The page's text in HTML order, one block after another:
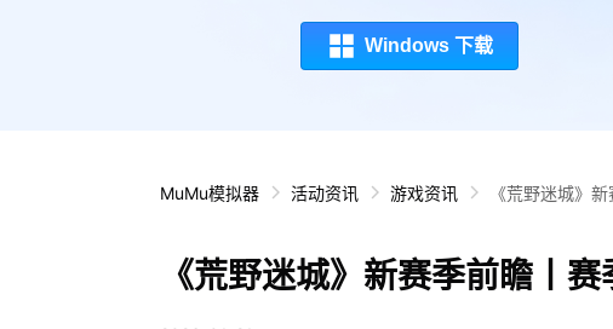
Windows 下载
MuMu模拟器 活动资讯 游戏资讯 《荒野迷城》
《荒野迷城》新赛季前瞻丨